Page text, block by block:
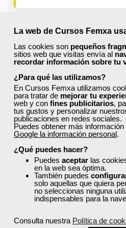
La web de Cursos Femxa
Las cookies son pequeños
sitios web que visitas envía al
recordar información sobre tu
¿Para qué las utilizamos?
En Cursos Femxa utilizamos
para tratar de mejorar tu
web y con fines publicitarios,
tus gustos y personalizar
publicaciones en redes sociales.
Puedes obtener más
Google la información personal.
¿Qué puedes hacer?
Puedes aceptar las
en la web sea óptima.
También puedes
solo aquellas que quiera
no seleccionas ninguna
indispensables para la
Consulta nuestra Política de
¿Son los docentes un
temario actualizado?
¿Qué ofrece Femxa al
finaliza su formación?
¿Recibiré un certificado al
gratuito?